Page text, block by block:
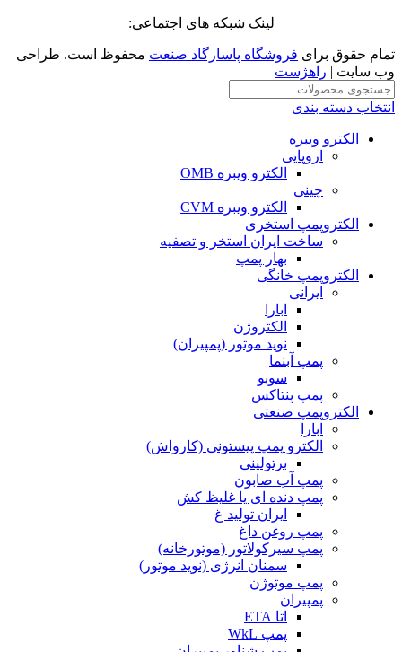
لینک شبکه های اجتماعی:
تمام حقوق برای فروشگاه پاسارگاد صنعت محفوظ است. طراحی
وب سایت | راهژست
انتخاب دسته بندی
الکترو ویبره
اروپایی
الکترو ویبره OMB
چینی
الکترو ویبره CVM
الکتروپمپ استخری
ساخت ایران استخر و تصفیه
بهار پمپ
الکتروپمپ خانگی
ایرانی
ابارا
الکتروژن
نوید موتور (پمپیران)
پمپ آبنما
سوبو
پمپ پنتاکس
الکتروپمپ صنعتی
ابارا
الکترو پمپ پیستونی (کارواش)
برتولینی
پمپ آب صابون
پمپ دنده ای یا غلیظ کش
ایران تولید غ
پمپ روغن داغ
پمپ سیرکولاتور (موتورخانه)
سمنان انرژی (نوید موتور)
پمپ موتوژن
پمپیران
اتا ETA
پمپ WkL